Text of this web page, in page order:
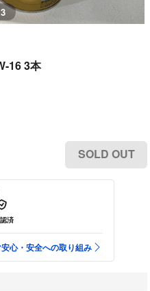
16 3本
SOLD OUT
済
心・安全への取り組み